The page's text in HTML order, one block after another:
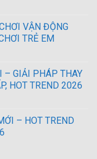
VẬN ĐỘNG
TRẺ EM
– GIẢI PHÁP THAY
HOT TREND 2026
– HOT TREND